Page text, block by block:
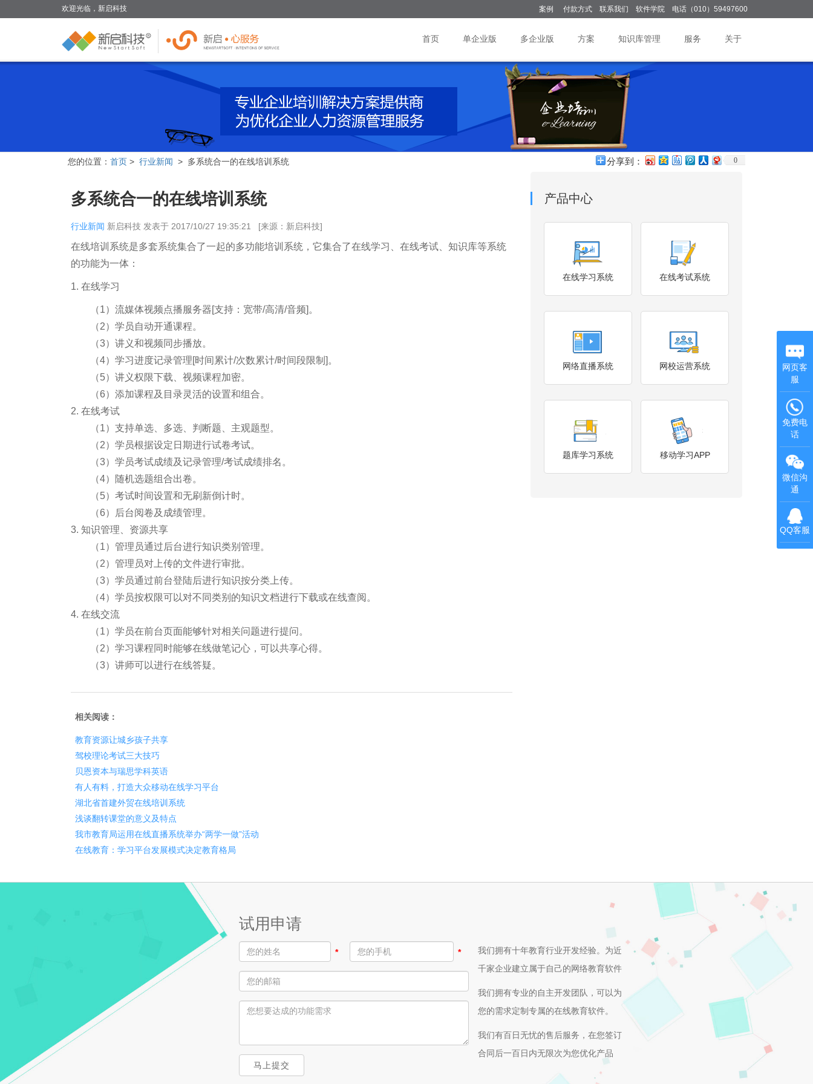
欢迎光临，新启科技 案例 付款方式 联系我们 软件学院 电话（010）59497600
首页 单企业版 多企业版 方案 知识库管理 服务 关于
您的位置： 首页 > 行业新闻 > 多系统合一的在线培训系统 分享到： 0
产品中心
在线学习系统 在线考试系统
网络直播系统 网校运营系统
题库学习系统 移动学习APP
多系统合一的在线培训系统
行业新闻 新启科技 发表于 2017/10/27 19:35:21 [来源：新启科技]
在线培训系统是多套系统集合了一起的多功能培训系统，它集合了在线学习、在线考试、知识库等系统
的功能为一体：
1. 在线学习
（1）流媒体视频点播服务器[支持：宽带/高清/音频]。
（2）学员自动开通课程。
（3）讲义和视频同步播放。
（4）学习进度记录管理[时间累计/次数累计/时间段限制]。
（5）讲义权限下载、视频课程加密。
（6）添加课程及目录灵活的设置和组合。
2. 在线考试
（1）支持单选、多选、判断题、主观题型。
（2）学员根据设定日期进行试卷考试。
（3）学员考试成绩及记录管理/考试成绩排名。
（4）随机选题组合出卷。
（5）考试时间设置和无刷新倒计时。
（6）后台阅卷及成绩管理。
3. 知识管理、资源共享
（1）管理员通过后台进行知识类别管理。
（2）管理员对上传的文件进行审批。
（3）学员通过前台登陆后进行知识按分类上传。
（4）学员按权限可以对不同类别的知识文档进行下载或在线查阅。
4. 在线交流
（1）学员在前台页面能够针对相关问题进行提问。
（2）学习课程同时能够在线做笔记心，可以共享心得。
（3）讲师可以进行在线答疑。
相关阅读：
教育资源让城乡孩子共享
驾校理论考试三大技巧
贝恩资本与瑞思学科英语
有人有料，打造大众移动在线学习平台
湖北省首建外贸在线培训系统
浅谈翻转课堂的意义及特点
我市教育局运用在线直播系统举办“两学一做”活动
在线教育：学习平台发展模式决定教育格局
试用申请
* *
马上提交
我们拥有十年教育行业开发经验。为近
千家企业建立属于自己的网络教育软件
我们拥有专业的自主开发团队，可以为
您的需求定制专属的在线教育软件。
我们有百日无忧的售后服务，在您签订
合同后一百日内无限次为您优化产品
网页客
服
免费电
话
微信沟
通
QQ客服